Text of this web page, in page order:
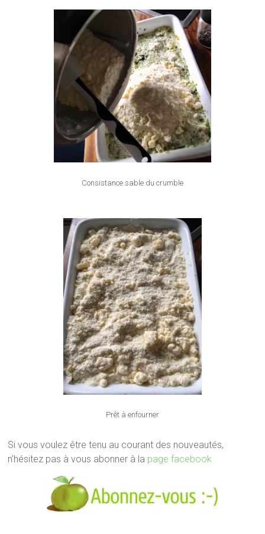
Consistance sable du crumble
Prêt à enfourner
Si vous voulez être tenu au courant des nouveautés,
n’hésitez pas à vous abonner à la page facebook